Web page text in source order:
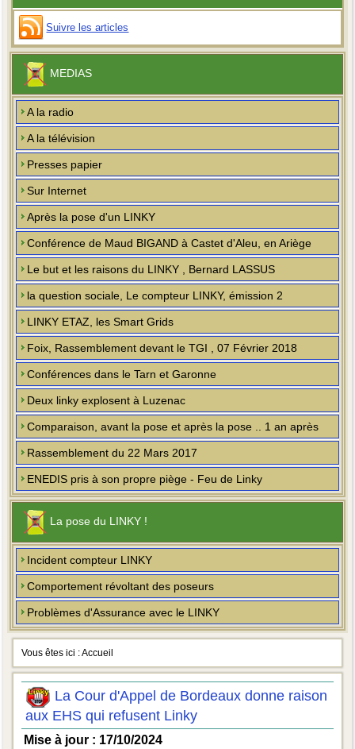
Suivre les articles
MEDIAS
A la radio
A la télévision
Presses papier
Sur Internet
Après la pose d'un LINKY
Conférence de Maud BIGAND à Castet d'Aleu, en Ariège
Le but et les raisons du LINKY , Bernard LASSUS
la question sociale, Le compteur LINKY, émission 2
LINKY ETAZ, les Smart Grids
Foix, Rassemblement devant le TGI , 07 Février 2018
Conférences dans le Tarn et Garonne
Deux linky explosent à Luzenac
Comparaison, avant la pose et après la pose .. 1 an après
Rassemblement du 22 Mars 2017
ENEDIS pris à son propre piège - Feu de Linky
La pose du LINKY !
Incident compteur LINKY
Comportement révoltant des poseurs
Problèmes d'Assurance avec le LINKY
Vous êtes ici :Accueil
La Cour d'Appel de Bordeaux donne raison
aux EHS qui refusent Linky
Mise à jour : 17/10/2024